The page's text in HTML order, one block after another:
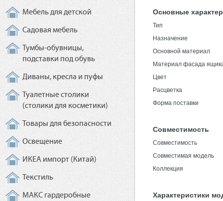
Мебель для детской
Садовая мебель
Тумбы-обувницы,
подставки под обувь
Диваны, кресла и пуфы
Туалетные столики
(столики для косметики)
Товары для безопасности
Освещение
ИКЕА импорт (Китай)
Текстиль
МАКС гардеробные
Основные
Тип
Назначение
Основной материал
Материал фасада
Цвет
Расцветка
Форма поставки
Совместимость
Совместимость
Совместимая модель
Коллекция
Характеристики